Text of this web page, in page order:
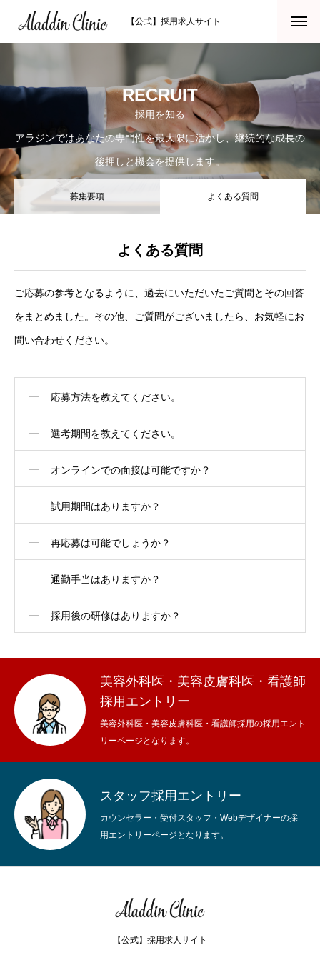
【公式】採用求人サイト
HOME
CLINIC
WORKS
RECRUITMENT
NEWS
HOME CLINIC WORKS RECRUITMENT NEWS
RECRUIT
採用を知る
アラジンではあなたの専門性を最大限に活かし、継続的な成長の
後押しと機会を提供します。
募集要項 よくある質問
よくある質問
ご応募の参考となるように、過去にいただいたご質問とその回答
をまとめました。その他、ご質問がございましたら、お気軽にお
問い合わせください。
応募方法を教えてください。
選考期間を教えてください。
オンラインでの面接は可能ですか？
試用期間はありますか？
再応募は可能でしょうか？
通勤手当はありますか？
採用後の研修はありますか？
美容外科医・美容皮膚科医・看護師
採用エントリー
美容外科医・美容皮膚科医・看護師採用の採用エント
リーページとなります。
スタッフ採用エントリー
カウンセラー・受付スタッフ・Webデザイナーの採
用エントリーページとなります。
【公式】採用求人サイト